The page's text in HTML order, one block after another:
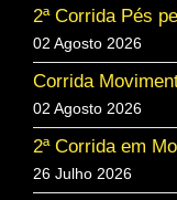
2ª Corrida Pés
02 Agosto 2026
Corrida
02 Agosto 2026
2ª Corrida em
26 Julho 2026